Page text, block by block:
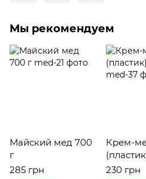
Мы рекомендуем
Майский мед 700
г
285 грн
Крем-
230 грн